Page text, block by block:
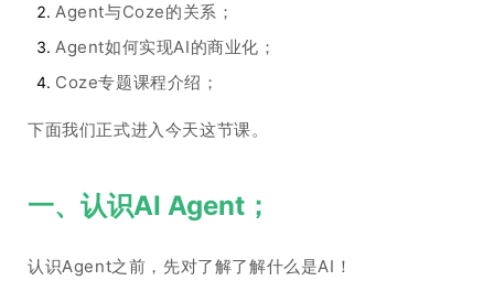
Agent与Coze的关系；
Agent如何实现AI的商业化；
Coze专题课程介绍；
下面我们正式进入今天这节课。
一、认识AI Agent；
认识Agent之前，先对了解了解什么是AI！